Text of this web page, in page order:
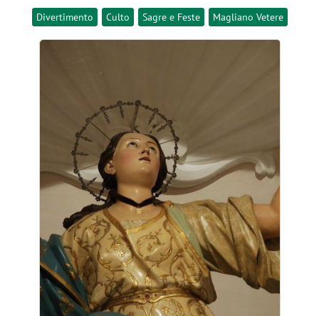
Divertimento Culto Sagre e Feste Magliano Vetere